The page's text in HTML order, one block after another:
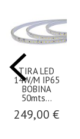
TIRA LED
14W/M IP65
BOBINA
50mts...
249,00 €